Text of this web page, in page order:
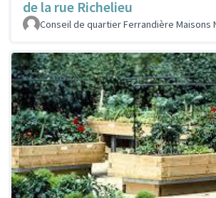
de la rue Richelieu
Conseil de quartier Ferrandière Maisons